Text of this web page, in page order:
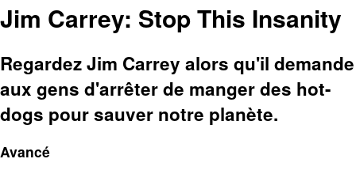
Jim Carrey: Stop This Insanity
Regardez Jim Carrey alors qu'il demande
aux gens d'arrêter de manger des hot-
dogs pour sauver notre planète.
Avancé